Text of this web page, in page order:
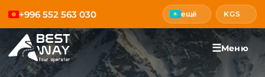
+996 552 563 030 ещё KGS
☰Меню